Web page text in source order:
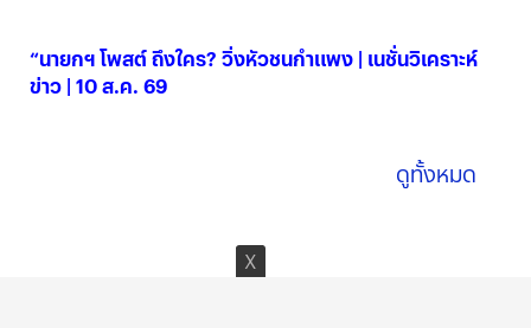
“นายกฯ โพสต์ ถึงใคร? วิ่งหัวชนกำแพง | เนชั่นวิเคราะห์
ข่าว | 10 ส.ค. 69
ดูทั้งหมด